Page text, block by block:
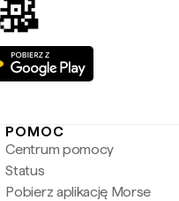
POMOC
Centrum pomocy
Status
Pobierz aplikację Morse